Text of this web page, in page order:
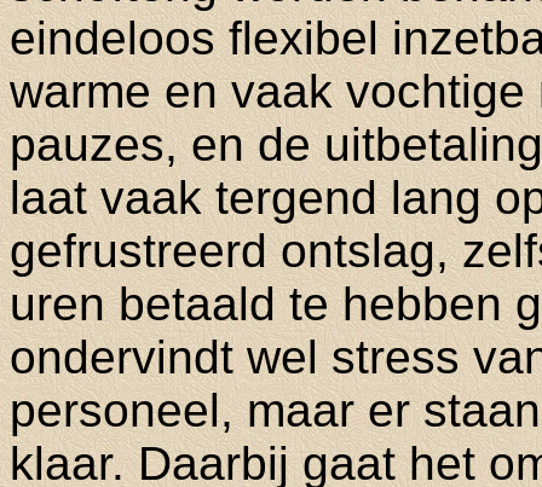
eindeloos flexibel
warme en vaak
pauzes, en de
laat vaak tergend lang
gefrustreerd ontslag,
uren betaald te hebben
ondervindt wel stress
personeel, maar er
klaar. Daarbij gaat het